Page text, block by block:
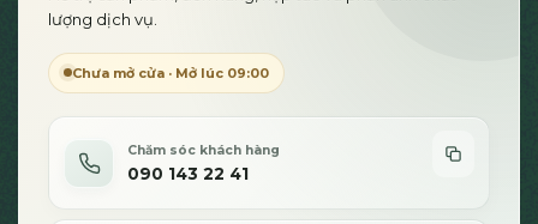
thể
được
chọn
sản
phẩm
lượng dịch vụ.
Chưa mở cửa · Mở lúc 09:00
Chăm sóc khách hàng
090 143 22 41